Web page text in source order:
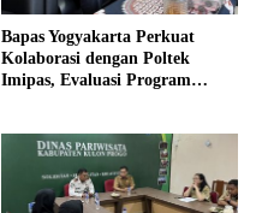
Bapas Yogyakarta Perkuat
Kolaborasi dengan Poltek
Imipas, Evaluasi Program